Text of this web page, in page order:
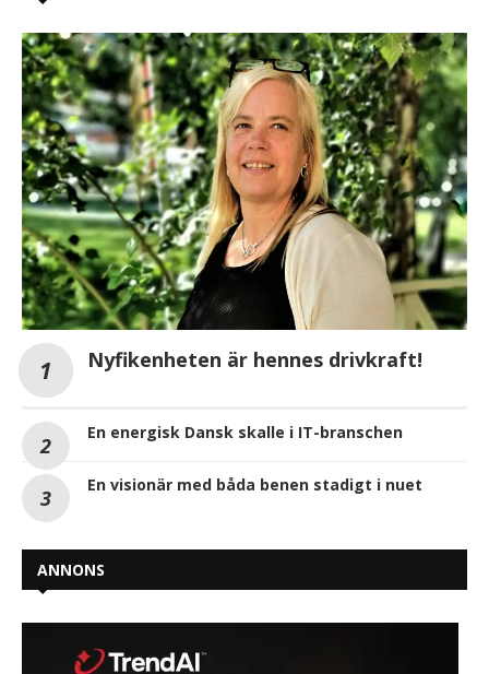
Nyfikenheten är hennes drivkraft!
En energisk Dansk skalle i IT-branschen
En visionär med båda benen stadigt i nuet
ANNONS